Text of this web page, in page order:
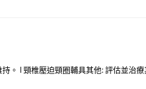
。 l 頸椎壓迫頸圈輔具其他: 評估並治